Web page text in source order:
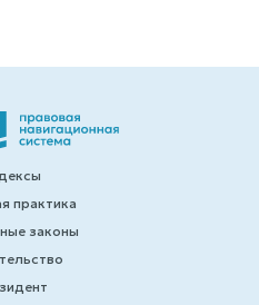
практика
законы